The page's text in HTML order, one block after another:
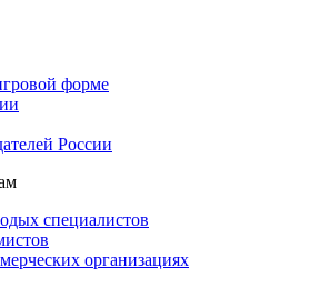
форме
России
специалистов
организациях